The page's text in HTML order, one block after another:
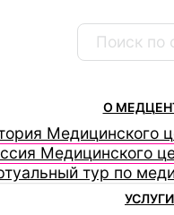
Поиск ...
О
Медицинского
Медицинского
тур по
УСЛУГИ